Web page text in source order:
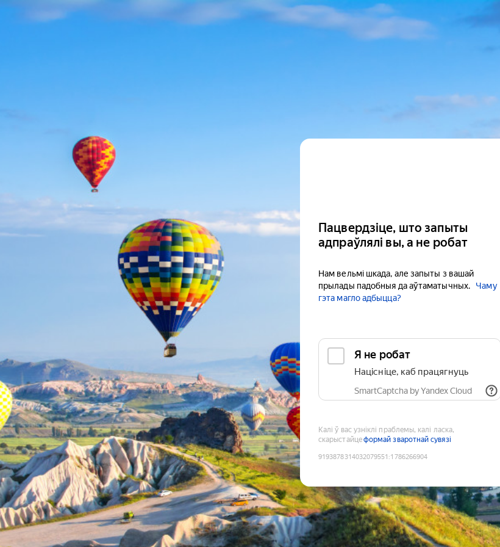
Пацвердзіце, што запыты
адпраўлялі вы, а не робат
Нам вельмі шкада, але запыты з вашай
прылады падобныя да аўтаматычных.
Чаму
гэта магло адбыцца?
Я не робат
Націсніце, каб працягнуць
SmartCaptcha by Yandex Cloud
Калі ў вас узніклі праблемы, калі ласка,
скарыстайцеформай зваротнай сувязі
9193878314032079551 :1786266904